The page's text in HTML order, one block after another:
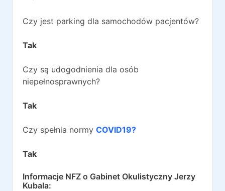
Czy jest parking dla samochodów pacjentów?
Tak
Czy są udogodnienia dla osób
niepełnosprawnych?
Tak
Czy spełnia normy COVID19?
Tak
Informacje NFZ o Gabinet Okulistyczny Jerzy
Kubala: